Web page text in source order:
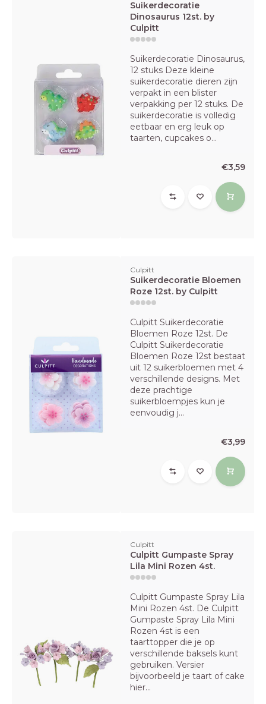
Suikerdecoratie
Dinosaurus 12st. by
Culpitt
Suikerdecoratie Dinosaurus,
12 stuks Deze kleine
suikerdecoratie dieren zijn
verpakt in een blister
verpakking per 12 stuks. De
suikerdecoratie is volledig
eetbaar en erg leuk op
taarten, cupcakes o...
€3,59
Culpitt
Suikerdecoratie Bloemen
Roze 12st. by Culpitt
Culpitt Suikerdecoratie
Bloemen Roze 12st. De
Culpitt Suikerdecoratie
Bloemen Roze 12st bestaat
uit 12 suikerbloemen met 4
verschillende designs. Met
deze prachtige
suikerbloempjes kun je
eenvoudig j...
€3,99
Culpitt
Culpitt Gumpaste Spray
Lila Mini Rozen 4st.
Culpitt Gumpaste Spray Lila
Mini Rozen 4st. De Culpitt
Gumpaste Spray Lila Mini
Rozen 4st is een
taarttopper die je op
verschillende baksels kunt
gebruiken. Versier
bijvoorbeeld je taart of cake
hier...